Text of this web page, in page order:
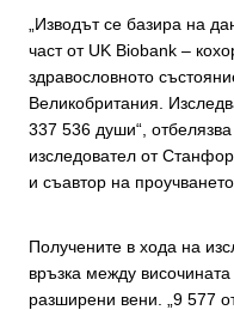
„Изводът се базира на
част от UK Biobank –
здравословното
Великобритания.
337 536 души“,
изследовател от
и съавтор на проучването.
Получените в хода на
връзка между
разширени вени. „9 577